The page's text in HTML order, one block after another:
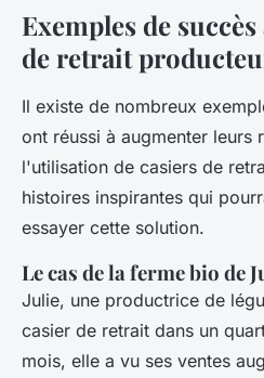
Exemples de
de retrait
Il existe de nombreux
ont réussi à augmenter leurs
l'utilisation de casiers de
histoires inspirantes qui
essayer cette solution.
Le cas de la ferme bio de
Julie, une productrice de
casier de retrait dans un
mois, elle a vu ses ventes